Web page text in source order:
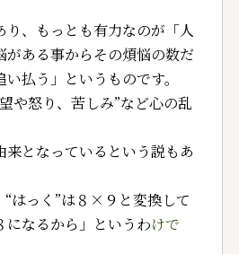
り、もっとも有力なのが「人
がある事からその煩悩の数だ
い払う」というものです。
や怒り、苦しみ”など心の乱
来となっているという説もあ
“はっく”は８×９と変換して
になるから」というわけで